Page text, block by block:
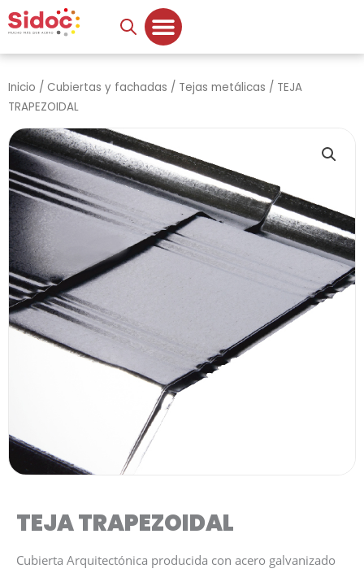
al
contenido
Inicio / Cubiertas y fachadas / Tejas metálicas / TEJA
TRAPEZOIDAL
TEJA TRAPEZOIDAL
Cubierta Arquitectónica producida con acero galvanizado